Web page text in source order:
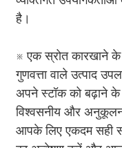
है।
※ एक स्रोत कारखाने के
गुणवत्ता वाले उत्पाद
अपने स्टॉक को बढ़ाने के
विश्वसनीय और अनुकूलन
आपके लिए एकदम सही